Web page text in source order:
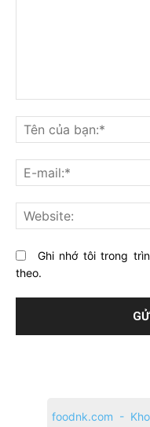
nghĩ
gì
về
bài
viết
này?
Ghi nhớ tôi trong
theo.
foodnk.com -